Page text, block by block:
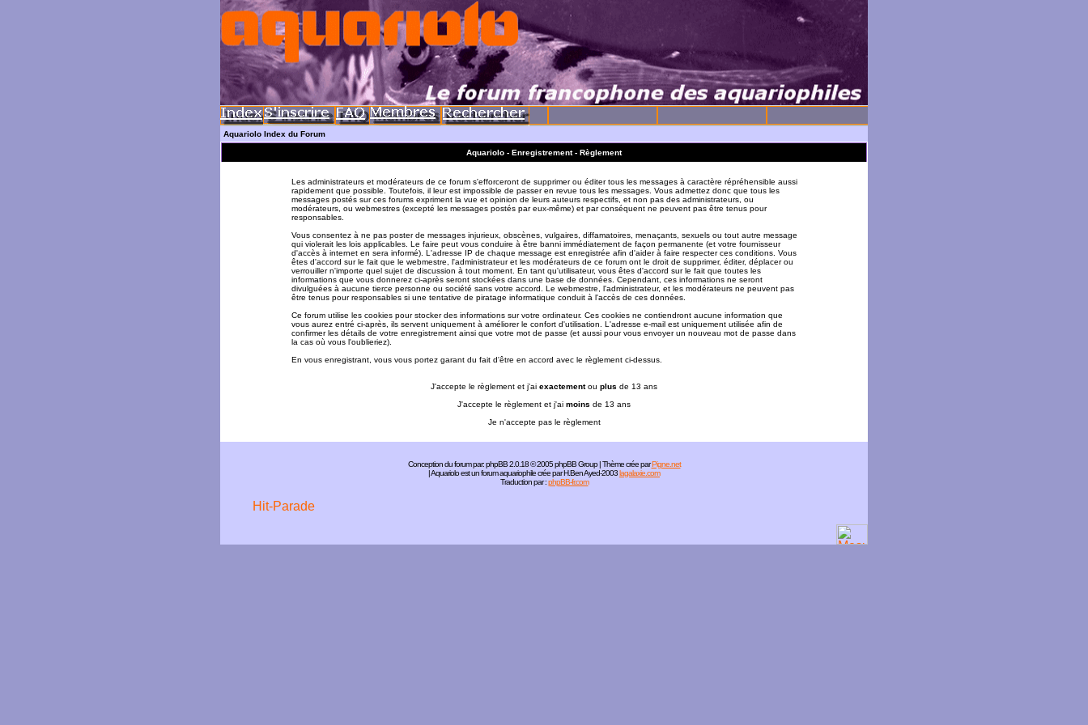
Aquariolo Index du Forum
Aquariolo - Enregistrement - Règlement
Les administrateurs et modérateurs de ce forum s'efforceront de supprimer ou éditer tous les messages à caractère répréhensible aussi
rapidement que possible. Toutefois, il leur est impossible de passer en revue tous les messages. Vous admettez donc que tous les
messages postés sur ces forums expriment la vue et opinion de leurs auteurs respectifs, et non pas des administrateurs, ou
modérateurs, ou webmestres (excepté les messages postés par eux-même) et par conséquent ne peuvent pas être tenus pour
responsables.
Vous consentez à ne pas poster de messages injurieux, obscènes, vulgaires, diffamatoires, menaçants, sexuels ou tout autre message
qui violerait les lois applicables. Le faire peut vous conduire à être banni immédiatement de façon permanente (et votre fournisseur
d'accès à internet en sera informé). L'adresse IP de chaque message est enregistrée afin d'aider à faire respecter ces conditions. Vous
êtes d'accord sur le fait que le webmestre, l'administrateur et les modérateurs de ce forum ont le droit de supprimer, éditer, déplacer ou
verrouiller n'importe quel sujet de discussion à tout moment. En tant qu'utilisateur, vous êtes d'accord sur le fait que toutes les
informations que vous donnerez ci-après seront stockées dans une base de données. Cependant, ces informations ne seront
divulguées à aucune tierce personne ou société sans votre accord. Le webmestre, l'administrateur, et les modérateurs ne peuvent pas
être tenus pour responsables si une tentative de piratage informatique conduit à l'accès de ces données.
Ce forum utilise les cookies pour stocker des informations sur votre ordinateur. Ces cookies ne contiendront aucune information que
vous aurez entré ci-après, ils servent uniquement à améliorer le confort d'utilisation. L'adresse e-mail est uniquement utilisée afin de
confirmer les détails de votre enregistrement ainsi que votre mot de passe (et aussi pour vous envoyer un nouveau mot de passe dans
la cas où vous l'oublieriez).
En vous enregistrant, vous vous portez garant du fait d'être en accord avec le règlement ci-dessus.
J'accepte le règlement et j'ai exactementou plus de 13 ans
J'accepte le règlement et j'ai moins de 13 ans
Je n'accepte pas le règlement
Conception du forum par:phpBB2.0.18 © 2005 phpBB Group | Thème crée parPigne.net
| Aquariolo est un forum aquariophile crée par H.Ben Ayed-2003lagalaxie.com
Traduction par :phpBB-fr.com